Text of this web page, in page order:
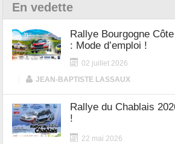
En vedette
Rallye Bourgogne
: Mode d’emploi !
02 juillet 2026
JEAN-BAPTISTE LASSAUX
Rallye du Chablais
!
22 mai 2026